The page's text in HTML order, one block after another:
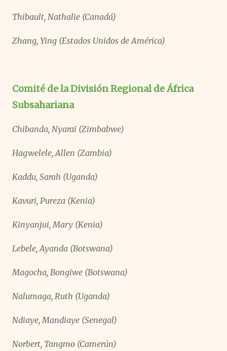
Thibault, Nathalie (Canadá)
Zhang, Ying (Estados Unidos de América)
Comité de la División Regional de África
Subsahariana
Chibanda, Nyarai (Zimbabwe)
Hagwelele, Allen (Zambia)
Kaddu, Sarah (Uganda)
Kavuri, Pureza (Kenia)
Kinyanjui, Mary (Kenia)
Lebele, Ayanda (Botswana)
Magocha, Bongiwe (Botswana)
Nalumaga, Ruth (Uganda)
Ndiaye, Mandiaye (Senegal)
Norbert, Tangmo (Camerún)